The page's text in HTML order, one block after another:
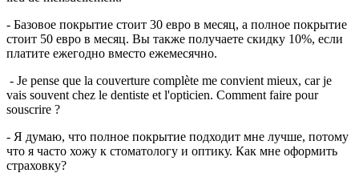
- Базовое покрытие стоит 30 евро в месяц, а полное покрытие
стоит 50 евро в месяц. Вы также получаете скидку 10%, если
платите ежегодно вместо ежемесячно.
- Je pense que la couverture complète me convient mieux, car je
vais souvent chez le dentiste et l'opticien. Comment faire pour
souscrire ?
- Я думаю, что полное покрытие подходит мне лучше, потому
что я часто хожу к стоматологу и оптику. Как мне оформить
страховку?